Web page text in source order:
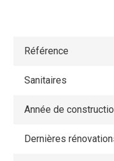
Référence
Sanitaires
Année de
Dernières